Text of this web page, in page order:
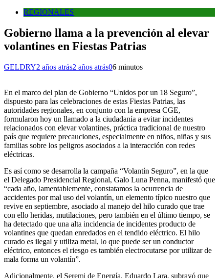
REGIONALES
Gobierno llama a la prevención al elevar
volantines en Fiestas Patrias
GELDRY2 años atrás2 años atrás06 minutos
En el marco del plan de Gobierno “Unidos por un 18 Seguro”,
dispuesto para las celebraciones de estas Fiestas Patrias, las
autoridades regionales, en conjunto con la empresa CGE,
formularon hoy un llamado a la ciudadanía a evitar incidentes
relacionados con elevar volantines, práctica tradicional de nuestro
país que requiere precauciones, especialmente en niños, niñas y sus
familias sobre los peligros asociados a la interacción con redes
eléctricas.
Es así como se desarrolla la campaña “Volantín Seguro”, en la que
el Delegado Presidencial Regional, Galo Luna Penna, manifestó que
“cada año, lamentablemente, constatamos la ocurrencia de
accidentes por mal uso del volantín, un elemento típico nuestro que
revive en septiembre, asociado al manejo del hilo curado que trae
con ello heridas, mutilaciones, pero también en el último tiempo, se
ha detectado que una alta incidencia de incidentes producto de
volantines que quedan enredados en el tendido eléctrico. El hilo
curado es ilegal y utiliza metal, lo que puede ser un conductor
eléctrico, entonces el riesgo es también electrocutarse por utilizar de
mala forma un volantín”.
Adicionalmente, el Seremi de Energía, Eduardo Lara, subrayó que